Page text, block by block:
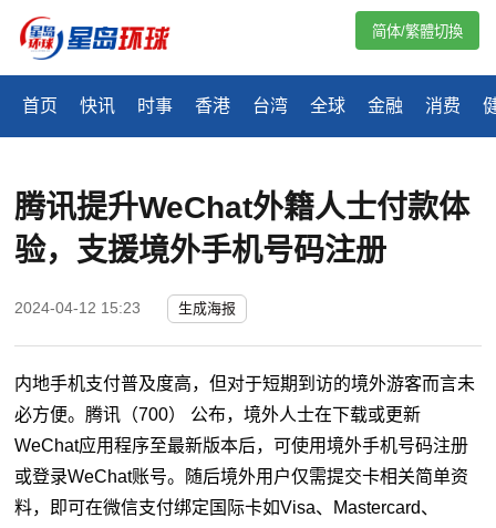
首页 快讯 时事 香港 台湾 全球 金融 消费
简体/繁體切換
腾讯提升WeChat外籍人士付款体
验，支援境外手机号码注册
2024-04-12 15:23 生成海报
内地手机支付普及度高，但对于短期到访的境外游客而言未
必方便。腾讯（700） 公布，境外人士在下载或更新
WeChat应用程序至最新版本后，可使用境外手机号码注册
或登录WeChat账号。随后境外用户仅需提交卡相关简单资
料，即可在微信支付绑定国际卡如Visa、Mastercard、